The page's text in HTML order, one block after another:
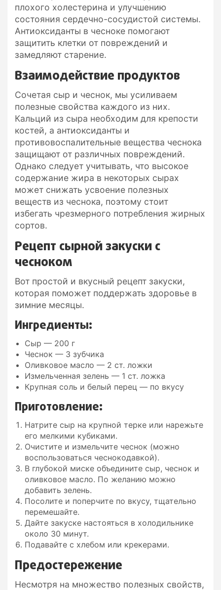
плохого холестерина и улучшению
состояния сердечно-сосудистой системы.
Антиоксиданты в чесноке помогают
защитить клетки от повреждений и
замедляют старение.
Взаимодействие продуктов
Сочетая сыр и чеснок, мы усиливаем
полезные свойства каждого из них.
Кальций из сыра необходим для крепости
костей, а антиоксиданты и
противовоспалительные вещества чеснока
защищают от различных повреждений.
Однако следует учитывать, что высокое
содержание жира в некоторых сырах
может снижать усвоение полезных
веществ из чеснока, поэтому стоит
избегать чрезмерного потребления жирных
сортов.
Рецепт сырной закуски с
чесноком
Вот простой и вкусный рецепт закуски,
которая поможет поддержать здоровье в
зимние месяцы.
Ингредиенты:
Сыр — 200 г
Чеснок — 3 зубчика
Оливковое масло — 2 ст. ложки
Измельченная зелень — 1 ст. ложка
Крупная соль и белый перец — по вкусу
Приготовление:
Натрите сыр на крупной терке или нарежьте
его мелкими кубиками.
Очистите и измельчите чеснок (можно
воспользоваться чеснокодавкой).
В глубокой миске объедините сыр, чеснок и
оливковое масло. По желанию можно
добавить зелень.
Посолите и поперчите по вкусу, тщательно
перемешайте.
Дайте закуске настояться в холодильнике
около 30 минут.
Подавайте с хлебом или крекерами.
Предостережение
Несмотря на множество полезных свойств,